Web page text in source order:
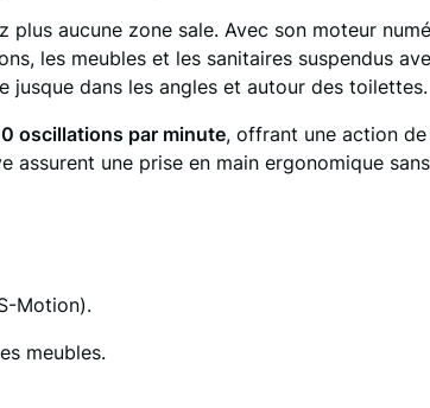
plus aucune zone sale. Avec son moteur
les meubles et les sanitaires suspendus
jusque dans les angles et autour des toilettes.
oscillations par minute, offrant une action
assurent une prise en main ergonomique
Motion).
meubles.